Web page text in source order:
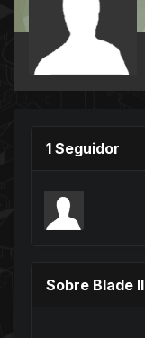
1 Seguidor
Sobre Blade II